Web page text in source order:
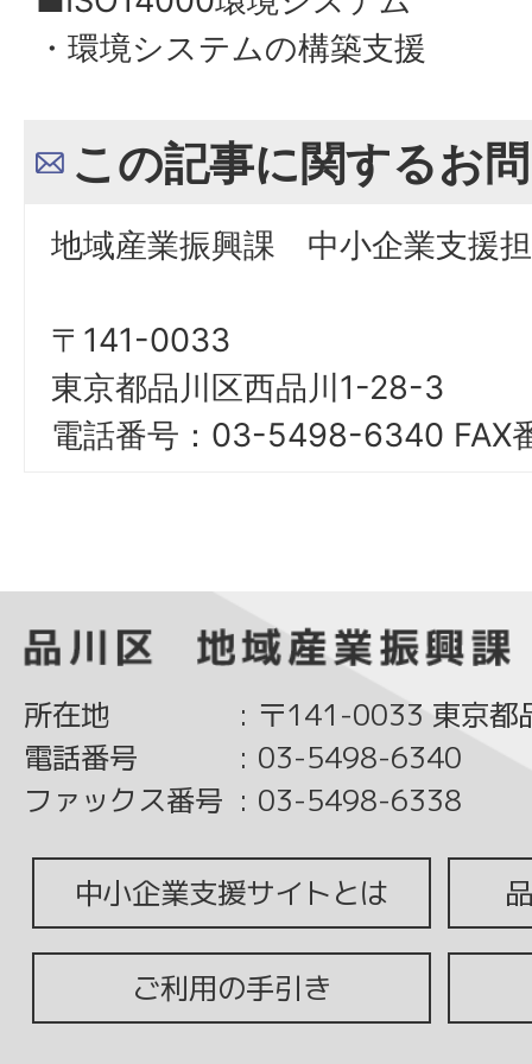
・環境システムの構築支援
この記事に関するお
地域産業振興課 中小企業支援
〒141-0033
東京都品川区西品川1-28-3
電話番号：03-5498-6340
所在地 : 〒141-0033 東京都
電話番号
: 03-5498-6340
ファックス番号 : 03-5498-6338
中小企業支援サイトとは
ご利用の手引き